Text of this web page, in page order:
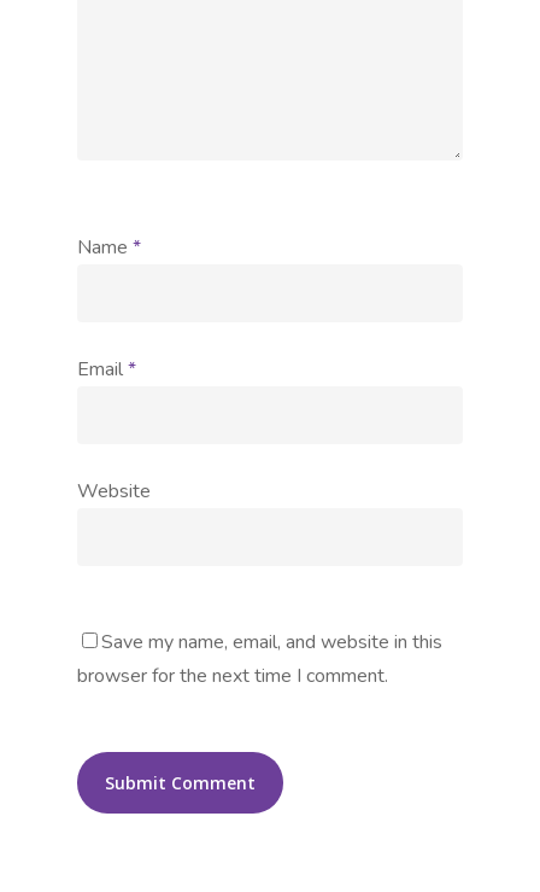
Name *
Email*
Website
Save my name, email, and website in this
browser for the next time I comment.